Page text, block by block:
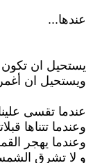
عندها...
يستحيل ان تكون
ويستحيل ان
عندما تقسى
وعندما تتناها
وعندما يهجر
و لا تشرق